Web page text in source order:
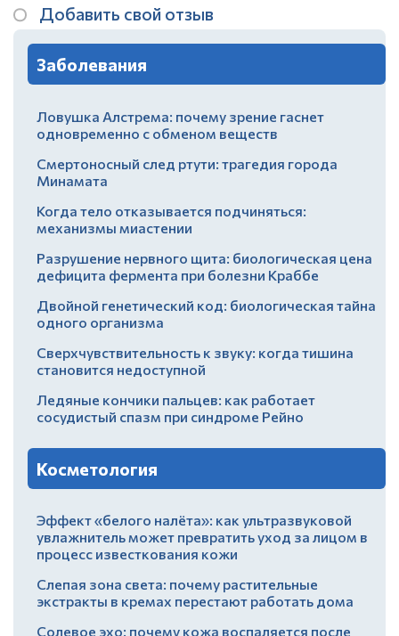
Добавить свой отзыв
Заболевания
Ловушка Алстрема: почему зрение гаснет
одновременно с обменом веществ
Смертоносный след ртути: трагедия города
Минамата
Когда тело отказывается подчиняться:
механизмы миастении
Разрушение нервного щита: биологическая цена
дефицита фермента при болезни Краббе
Двойной генетический код: биологическая тайна
одного организма
Сверхчувствительность к звуку: когда тишина
становится недоступной
Ледяные кончики пальцев: как работает
сосудистый спазм при синдроме Рейно
Косметология
Эффект «белого налёта»: как ультразвуковой
увлажнитель может превратить уход за лицом в
процесс известкования кожи
Слепая зона света: почему растительные
экстракты в кремах перестают работать дома
Солевое эхо: почему кожа воспаляется после